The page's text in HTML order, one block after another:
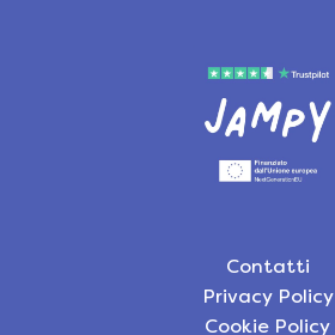
Contatti
Privacy Policy
Cookie Policy